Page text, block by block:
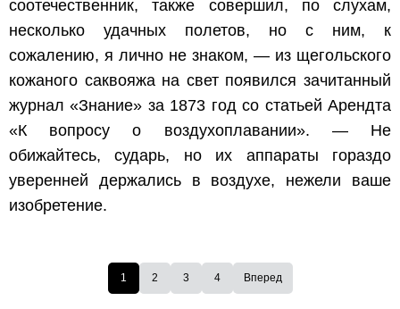
соотечественник, также совершил, по слухам,
несколько удачных полетов, но с ним, к
сожалению, я лично не знаком, — из щегольского
кожаного саквояжа на свет появился зачитанный
журнал «Знание» за 1873 год со статьей Арендта
«К вопросу о воздухоплавании». — Не
обижайтесь, сударь, но их аппараты гораздо
уверенней держались в воздухе, нежели ваше
изобретение.
1 2 3 4 Вперед